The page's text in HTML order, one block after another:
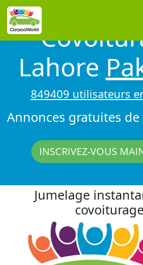
Lahore
849409 utilisateurs
Annonces gratuites
INSCRIVEZ-VOUS
Jumelage